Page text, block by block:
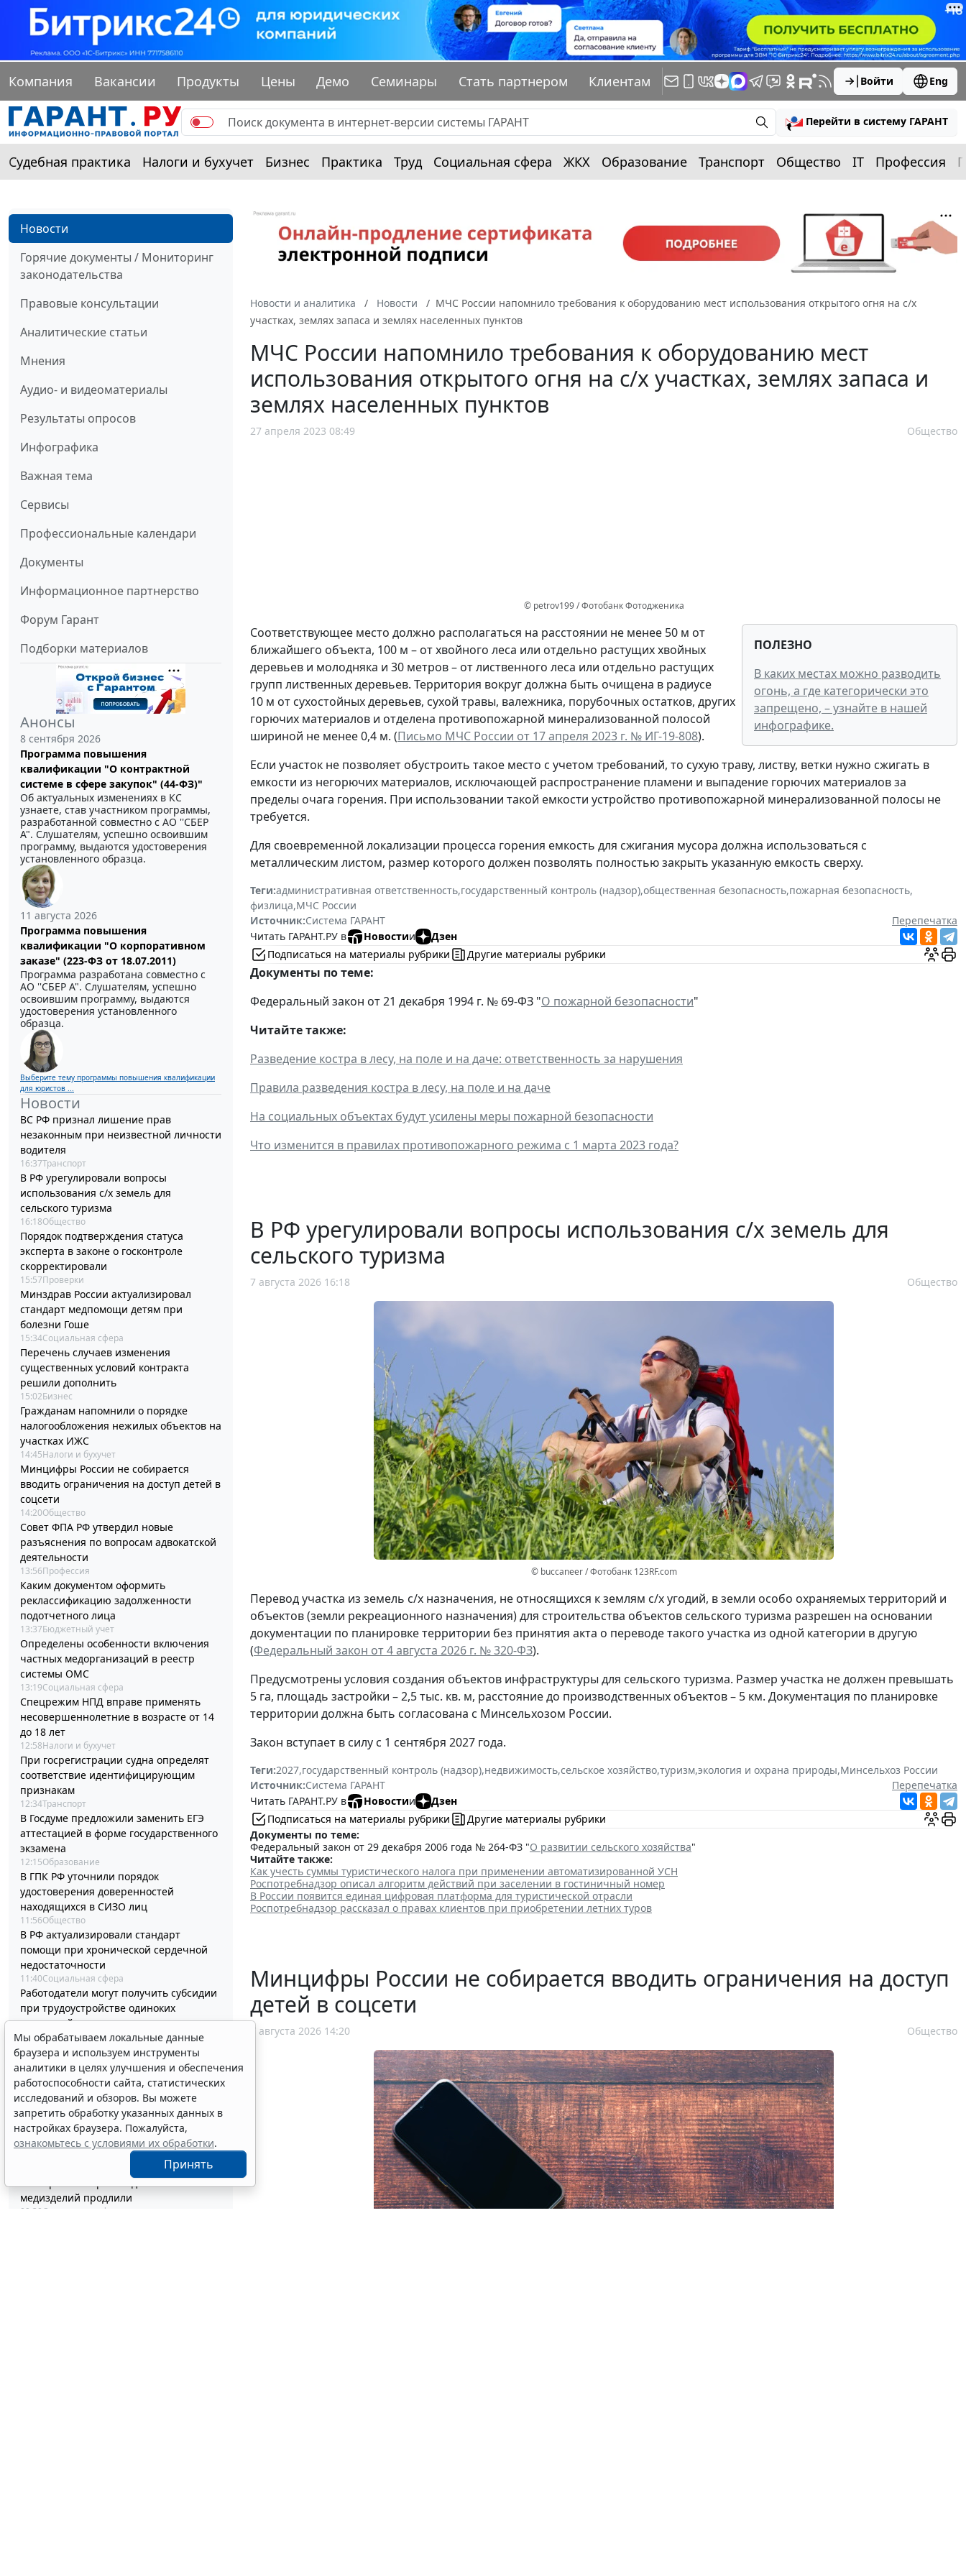
Компания Вакансии Продукты Цены Демо Семинары Стать партнером Клиентам Войти Eng
Перейти в систему ГАРАНТ
Судебная практика Налоги и бухучет Бизнес Практика Труд Социальная сфера ЖКХ Образование Транспорт Общество IT Профессия
Новости
Горячие документы / Мониторинг
законодательства
Правовые консультации
Аналитические статьи
Мнения
Аудио- и видеоматериалы
Результаты опросов
Инфографика
Важная тема
Сервисы
Профессиональные календари
Документы
Информационное партнерство
Форум Гарант
Подборки материалов
Анонсы
8 сентября 2026
Программа повышения
квалификации "О контрактной
системе в сфере закупок" (44-ФЗ)"
Об актуальных изменениях в КС
узнаете, став участником программы,
разработанной совместно с АО ''СБЕР
А". Слушателям, успешно освоившим
программу, выдаются удостоверения
установленного образца.
11 августа 2026
Программа повышения
квалификации "О корпоративном
заказе" (223-ФЗ от 18.07.2011)
Программа разработана совместно с
АО ''СБЕР А". Слушателям, успешно
освоившим программу, выдаются
удостоверения установленного
образца.
Выберите тему программы повышения квалификации
для юристов ...
Новости
ВС РФ признал лишение прав
незаконным при неизвестной личности
водителя
16:37Транспорт
В РФ урегулировали вопросы
использования с/х земель для
сельского туризма
16:18Общество
Порядок подтверждения статуса
эксперта в законе о госконтроле
скорректировали
15:57Проверки
Минздрав России актуализировал
стандарт медпомощи детям при
болезни Гоше
15:34Социальная сфера
Перечень случаев изменения
существенных условий контракта
решили дополнить
15:02Бизнес
Гражданам напомнили о порядке
налогообложения нежилых объектов на
участках ИЖС
14:45Налоги и бухучет
Минцифры России не собирается
вводить ограничения на доступ детей в
соцсети
14:20Общество
Совет ФПА РФ утвердил новые
разъяснения по вопросам адвокатской
деятельности
13:56Профессия
Каким документом оформить
реклассификацию задолженности
подотчетного лица
13:37Бюджетный учет
Определены особенности включения
частных медорганизаций в реестр
системы ОМС
13:19Социальная сфера
Спецрежим НПД вправе применять
несовершеннолетние в возрасте от 14
до 18 лет
12:58Налоги и бухучет
При госрегистрации судна определят
соответствие идентифицирующим
признакам
12:34Транспорт
В Госдуме предложили заменить ЕГЭ
аттестацией в форме государственного
экзамена
12:15Образование
В ГПК РФ уточнили порядок
удостоверения доверенностей
находящихся в СИЗО лиц
11:56Общество
В РФ актуализировали стандарт
помощи при хронической сердечной
недостаточности
11:40Социальная сфера
Работодатели могут получить субсидии
при трудоустройстве одиноких
родителей
10:54Труд
Процедуру заключения контракта по
итогам электронного запроса
котировок уточнят
10:32Бизнес
В РФ выпустили методичку по
соцзаказу и выбору КВР при обучении
госслужащих
Бюджетный учет
Срок актуализации данных для
медизделий продлили
09:30 Социальная сфера
Новости и аналитика Новости
МЧС России напомнило требования к оборудованию мест использования открытого огня на с/х
участках, землях запаса и землях населенных пунктов
МЧС России напомнило требования к оборудованию мест
использования открытого огня на с/х участках, землях запаса и
землях населенных пунктов
27 апреля 2023 08:49 Общество
© petrov199 / Фотобанк Фотодженика
ПОЛЕЗНО
В каких местах можно разводить
огонь, а где категорически это
запрещено, – узнайте в нашей
инфографике.
Соответствующее место должно располагаться на расстоянии не менее 50 м от
ближайшего объекта, 100 м – от хвойного леса или отдельно растущих хвойных
деревьев и молодняка и 30 метров – от лиственного леса или отдельно растущих
групп лиственных деревьев. Территория вокруг должна быть очищена в радиусе
10 м от сухостойных деревьев, сухой травы, валежника, порубочных остатков, других
горючих материалов и отделена противопожарной минерализованной полосой
шириной не менее 0,4 м. (Письмо МЧС России от 17 апреля 2023 г. № ИГ-19-808).
Если участок не позволяет обустроить такое место с учетом требований, то сухую траву, листву, ветки нужно сжигать в
емкости из негорючих материалов, исключающей распространение пламени и выпадение горючих материалов за
пределы очага горения. При использовании такой емкости устройство противопожарной минерализованной полосы не
требуется.
Для своевременной локализации процесса горения емкость для сжигания мусора должна использоваться с
металлическим листом, размер которого должен позволять полностью закрыть указанную емкость сверху.
Теги:административная ответственность,государственный контроль (надзор),общественная безопасность,пожарная безопасность,
физлица,МЧС России
Источник:Система ГАРАНТ
Перепечатка
Читать ГАРАНТ.РУ в
Новостии
Дзен
Подписаться на материалы рубрики
Другие материалы рубрики
Документы по теме:
Федеральный закон от 21 декабря 1994 г. № 69-ФЗ "О пожарной безопасности"
Читайте также:
Разведение костра в лесу, на поле и на даче: ответственность за нарушения
Правила разведения костра в лесу, на поле и на даче
На социальных объектах будут усилены меры пожарной безопасности
Что изменится в правилах противопожарного режима с 1 марта 2023 года?
В РФ урегулировали вопросы использования с/х земель для
сельского туризма
7 августа 2026 16:18 Общество
© buccaneer / Фотобанк 123RF.com
Перевод участка из земель с/х назначения, не относящихся к землям с/х угодий, в земли особо охраняемых территорий и
объектов (земли рекреационного назначения) для строительства объектов сельского туризма разрешен на основании
документации по планировке территории без принятия акта о переводе такого участка из одной категории в другую
(Федеральный закон от 4 августа 2026 г. № 320-ФЗ).
Предусмотрены условия создания объектов инфраструктуры для сельского туризма. Размер участка не должен превышать
5 га, площадь застройки – 2,5 тыс. кв. м, расстояние до производственных объектов – 5 км. Документация по планировке
территории должна быть согласована с Минсельхозом России.
Закон вступает в силу с 1 сентября 2027 года.
Теги:2027,государственный контроль (надзор),недвижимость,сельское хозяйство,туризм,экология и охрана природы,Минсельхоз России
Источник:Система ГАРАНТ
Перепечатка
Читать ГАРАНТ.РУ в
Новостии
Дзен
Подписаться на материалы рубрики
Другие материалы рубрики
Документы по теме:
Федеральный закон от 29 декабря 2006 года № 264-ФЗ "О развитии сельского хозяйства"
Читайте также:
Как учесть суммы туристического налога при применении автоматизированной УСН
Роспотребнадзор описал алгоритм действий при заселении в гостиничный номер
В России появится единая цифровая платформа для туристической отрасли
Роспотребнадзор рассказал о правах клиентов при приобретении летних туров
Минцифры России не собирается вводить ограничения на доступ
детей в соцсети
7 августа 2026 14:20 Общество
Мы обрабатываем локальные данные
браузера и используем инструменты
аналитики в целях улучшения и обеспечения
работоспособности сайта, статистических
исследований и обзоров. Вы можете
запретить обработку указанных данных в
настройках браузера. Пожалуйста,
ознакомьтесь с условиями их обработки.
Принять